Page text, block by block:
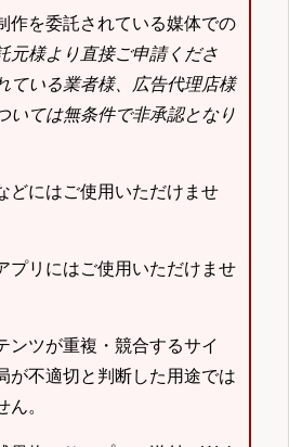
作を委託されている媒体での
元様より直接ご申請くださ
ている業者様、広告代理店様
いては無条件で非承認となり
どにはご使用いただけませ
プリにはご使用いただけませ
ツが重複・競合するサイ
が不適切と判断した用途では
ん。